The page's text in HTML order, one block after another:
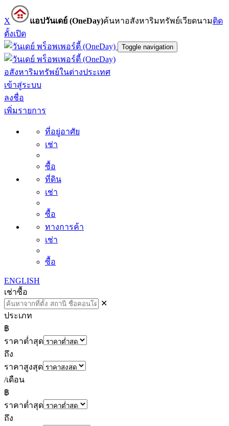
X แอปวันเดย์ (OneDay)ค้นหาอสังหาริมทรัพย์เวียดนามติด
ตั้งเปิด
Toggle navigation
อสังหาริมทรัพย์ในต่างประเทศ
เข้าสู่ระบบ
ลงชื่อ
เพิ่มรายการ
ที่อยู่อาศัย
เช่า
ซื้อ
ที่ดิน
เช่า
ซื้อ
ทางการค้า
เช่า
ซื้อ
ENGLISH
เช่าซื้อ
✕
ประเภท
฿
ราคาต่ำสุด
ถึง
ราคาสูงสุด
/เดือน
฿
ราคาต่ำสุด
ถึง